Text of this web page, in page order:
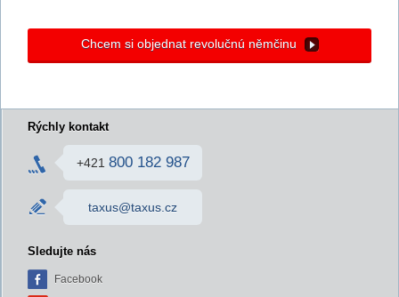
Chcem si objednat revolučnú němčinu
Rýchly kontakt
+421 800 182 987
taxus@taxus.cz
Sledujte nás
Facebook